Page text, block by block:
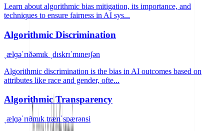
Learn about algorithmic bias mitigation, its importance, and
techniques to ensure fairness in AI sys...
Algorithmic Discrimination
ˌælɡəˈrɪðəmɪk ˌdɪskrɪˈmɪneɪʃən
Algorithmic discrimination is the bias in AI outcomes based on
attributes like race and gender, ofte...
Algorithmic Transparency
ˌælɡəˈrɪðmɪk trænˈspærənsi